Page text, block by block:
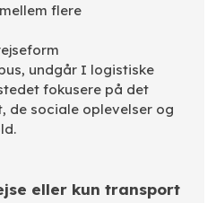
flere
undgår I logistiske
fokusere på det
de sociale oplevelser og
eller kun transport